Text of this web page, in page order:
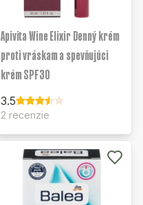
Apivita Wine Elixir Denný krém
proti vráskam a spevňujúci
krém SPF30
3.5
2 recenzie